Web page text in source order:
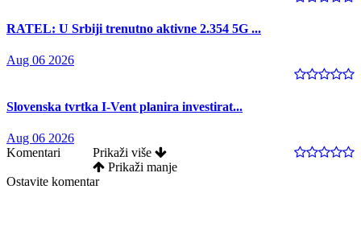
RATEL: U Srbiji trenutno aktivne 2.354 5G ...
Aug 06 2026
Slovenska tvrtka I-Vent planira investirat...
Aug 06 2026
Komentari
Prikaži više
Prikaži manje
Ostavite komentar